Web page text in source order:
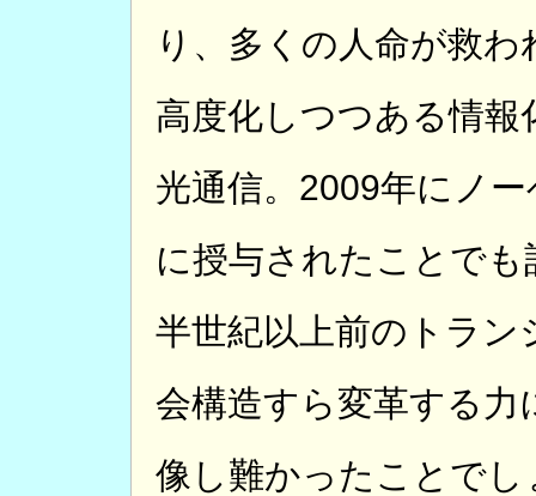
り、多くの人命が救
高度化しつつある情報
光通信。2009年にノ
に授与されたことで
半世紀以上前のトラ
会構造すら変革する
像し難かったことで